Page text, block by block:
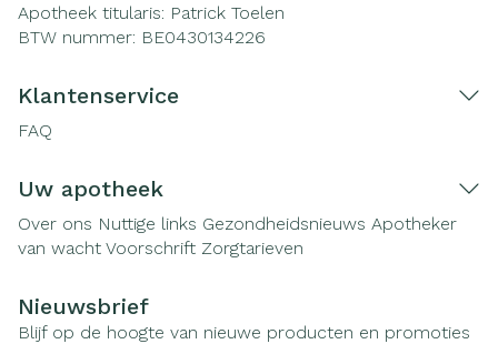
Apotheek titularis: Patrick Toelen
BTW nummer: BE0430134226
Klantenservice
FAQ
Uw apotheek
Over ons Nuttige links Gezondheidsnieuws Apotheker
van wacht Voorschrift Zorgtarieven
Nieuwsbrief
Blijf op de hoogte van nieuwe producten en promoties